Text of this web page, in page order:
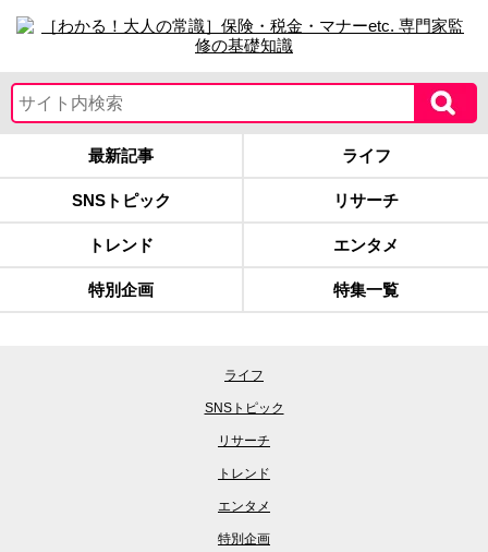
最新記事 ライフ
SNSトピック リサーチ
トレンド エンタメ
特別企画 特集一覧
ライフ
SNSトピック
リサーチ
トレンド
エンタメ
特別企画